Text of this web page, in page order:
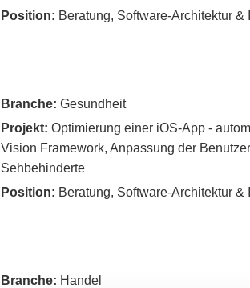
Position: Beratung, Software-Architektur
Branche: Gesundheit
Projekt: Optimierung einer iOS-App -
Vision Framework, Anpassung der
Sehbehinderte
Position: Beratung, Software-Architektur &
Branche: Handel